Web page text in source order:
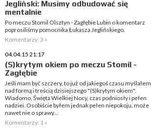
Jegliński: Musimy odbudować się
mentalnie
Po meczu Stomil Olsztyn - Zagłębie Lubin o komentarz
poprosiliśmy pomocnika Łukasza Jeglińskiego.
Komentarzy: 3 »
04.04.15 21:17
(S)krytym okiem po meczu Stomil -
Zagłębie
Jeśli mam być szczery, to już od jakiegoś czasu myślałem
nad formą i treścią dzisiejszego "(S)krytym okiem".
Wiadomo, Święta Wielkiej Nocy, czas podniosły i pełen
nadziei. Osobiście byłem jednak pełen niepokoju, może
nawet nie o sprawy...
Komentarzy: 1 »